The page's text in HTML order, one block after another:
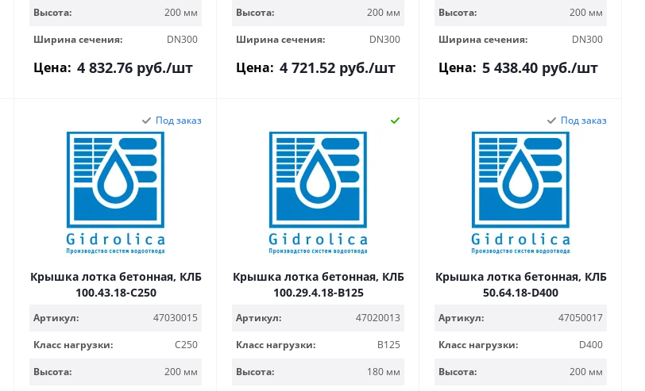
Высота:
200 мм
Ширина сечения:
DN300
Цена: 4 832.76руб./шт
Высота:
200 мм
Ширина сечения:
DN300
Цена: 4 721.52руб./шт
Высота:
200 мм
Ширина сечения:
DN300
Цена: 5 438.40руб./шт
Под заказ
Крышка лотка бетонная, КЛБ
100.43.18-C250
Артикул:
47030015
Класс нагрузки:
C250
Высота:
200 мм
Крышка лотка бетонная, КЛБ
100.29,4.18-B125
Артикул:
47020013
Класс нагрузки:
B125
Высота:
180 мм
Под заказ
Крышка лотка бетонная, КЛБ
50.64.18-D400
Артикул:
47050017
Класс нагрузки:
D400
Высота:
200 мм